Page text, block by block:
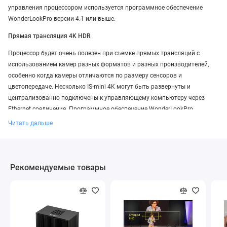
управления процессором используется программное обеспечение
WonderLookPro версии 4.1 или выше.
Прямая трансляция 4K HDR
Процессор будет очень полезен при съемке прямых трансляций с
использованием камер разных форматов и разных производителей,
особенно когда камеры отличаются по размеру сенсоров и
цветопередаче. Несколько IS-mini 4K могут быть развернуты и
централизованно подключены к управляющему компьютеру через
Ethernet соединение. Программное обеспечение WonderLookPro
обладает хорошей масштабируемостью и позволяет управлять более
внешний вид ко всем камерам.
С помощью WonderLookPro и IS-mini 4K можно создавать цветовые
схемы для программного и контрольного мониторинга
кинопроизводства или телевизионной съемки. Это позволяет
Читать дальше
Рекомендуемые товары